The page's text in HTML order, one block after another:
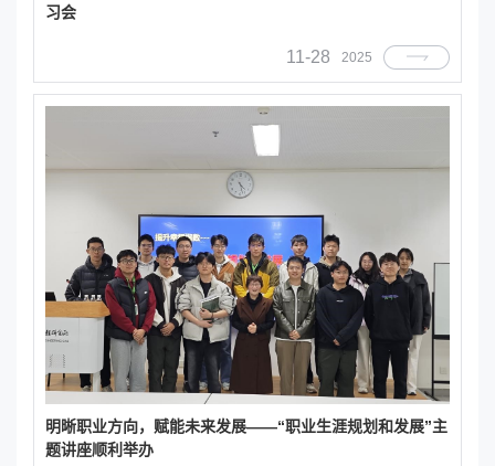
习会
11-28 2025
明晰职业方向，赋能未来发展——“职业生涯规划和发展”主
题讲座顺利举办